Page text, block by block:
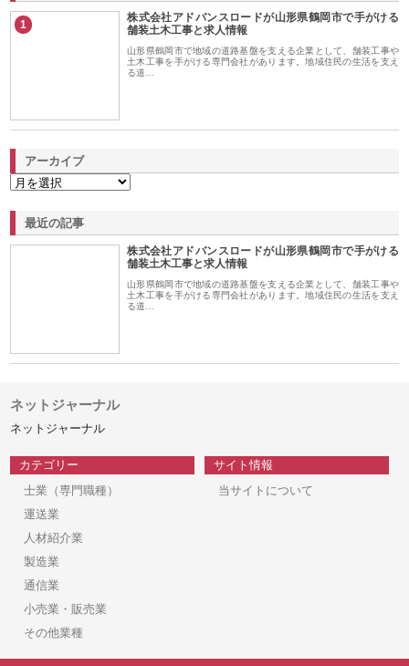
1
株式会社アドバンスロードが山形県鶴岡市で手がける
舗装土木工事と求人情報
山形県鶴岡市で地域の道路基盤を支える企業として、舗装工事や
土木工事を手がける専門会社があります。地域住民の生活を支え
る道…
アーカイブ
最近の記事
株式会社アドバンスロードが山形県鶴岡市で手がける
舗装土木工事と求人情報
山形県鶴岡市で地域の道路基盤を支える企業として、舗装工事や
土木工事を手がける専門会社があります。地域住民の生活を支え
る道…
ネットジャーナル
ネットジャーナル
カテゴリー
士業（専門職種）
運送業
人材紹介業
製造業
通信業
小売業・販売業
その他業種
サイト情報
当サイトについて